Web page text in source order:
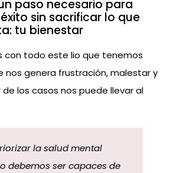
paso necesario para
sin sacrificar lo que
tu bienestar
con todo este lio que tenemos
nos genera frustración, malestar y
los casos nos puede llevar al
la salud mental
debemos ser capaces de